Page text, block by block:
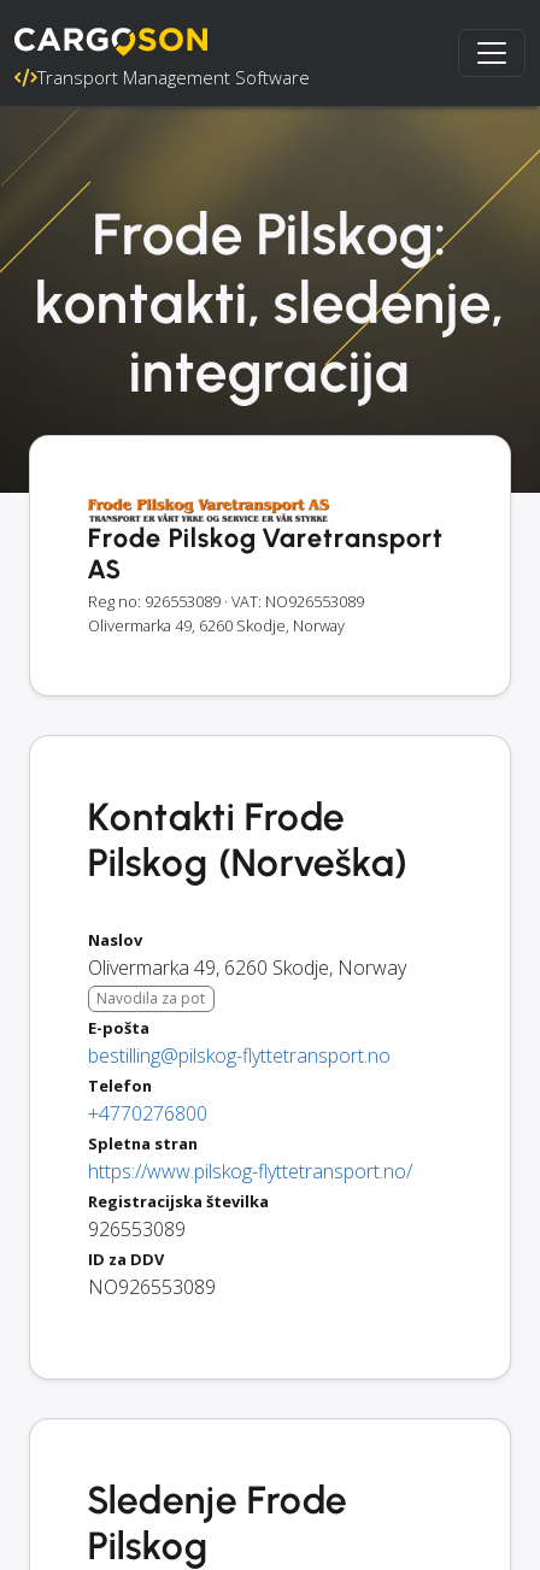
Transport Management Software
Frode Pilskog:
kontakti, sledenje,
integracija
Frode Pilskog Varetransport
AS
Reg no: 926553089 · VAT: NO926553089
Olivermarka 49, 6260 Skodje, Norway
Kontakti Frode
Pilskog (Norveška)
Naslov
Olivermarka 49, 6260 Skodje, Norway
Navodila za pot
E-pošta
bestilling@pilskog-flyttetransport.no
Telefon
+4770276800
Spletna stran
https://www.pilskog-flyttetransport.no/
Registracijska številka
926553089
ID za DDV
NO926553089
Sledenje Frode
Pilskog